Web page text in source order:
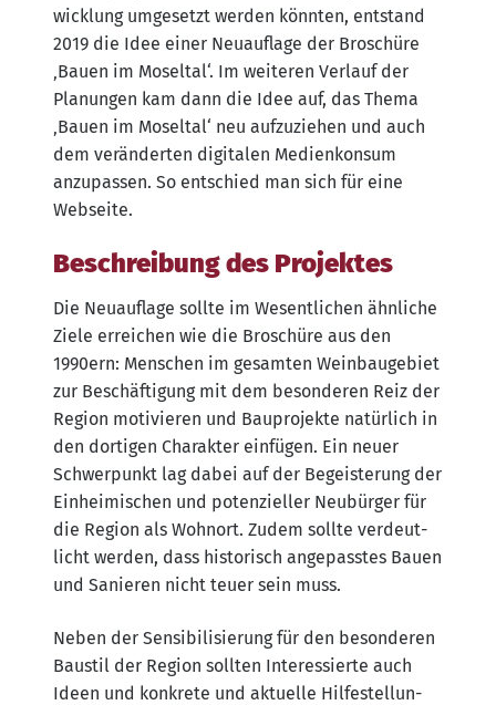
wick­lung umge­setzt wer­den könn­ten, ent­stand
2019 die Idee einer Neu­auf­la­ge der Bro­schü­re
‚Bau­en im Mos­el­tal‘. Im wei­te­ren Ver­lauf der
Pla­nun­gen kam dann die Idee auf, das The­ma
‚Bau­en im Mos­el­tal‘ neu auf­zu­zie­hen und auch
dem ver­än­der­ten digi­ta­len Medi­en­kon­sum
anzu­pas­sen. So ent­schied man sich für eine
Webseite.
Beschreibung des Projektes
Die Neu­auf­la­ge soll­te im Wesent­li­chen ähn­li­che
Zie­le errei­chen wie die Bro­schü­re aus den
1990ern: Men­schen im gesam­ten Wein­bau­ge­biet
zur Beschäf­ti­gung mit dem beson­de­ren Reiz der
Regi­on moti­vie­ren und Bau­pro­jek­te natür­lich in
den dor­ti­gen Cha­rak­ter ein­fü­gen. Ein neu­er
Schwer­punkt lag dabei auf der Begeis­te­rung der
Ein­hei­mi­schen und poten­zi­el­ler Neu­bür­ger für
die Regi­on als Wohn­ort. Zudem soll­te ver­deut­
licht wer­den, dass his­to­risch ange­pass­tes Bau­en
und Sanie­ren nicht teu­er sein muss.
Neben der Sen­si­bi­li­sie­rung für den beson­de­ren
Bau­stil der Regi­on soll­ten Inter­es­sier­te auch
Ideen und kon­kre­te und aktu­el­le Hil­fe­stel­lun­